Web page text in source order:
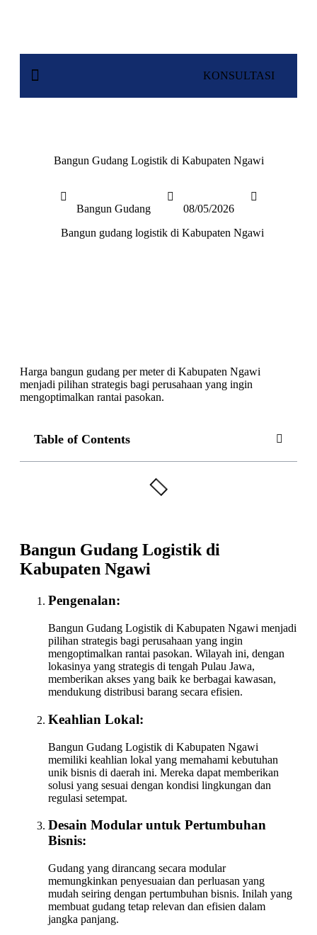
KONSULTASI
Bangun Gudang Logistik di Kabupaten Ngawi
Bangun Gudang
08/05/2026
Bangun gudang logistik di Kabupaten Ngawi
Harga bangun gudang per meter di Kabupaten Ngawi
menjadi pilihan strategis bagi perusahaan yang ingin
mengoptimalkan rantai pasokan.
Table of Contents
Bangun Gudang Logistik di
Kabupaten Ngawi
Pengenalan:
Bangun Gudang Logistik di Kabupaten Ngawi menjadi
pilihan strategis bagi perusahaan yang ingin
mengoptimalkan rantai pasokan. Wilayah ini, dengan
lokasinya yang strategis di tengah Pulau Jawa,
memberikan akses yang baik ke berbagai kawasan,
mendukung distribusi barang secara efisien.
Keahlian Lokal:
Bangun Gudang Logistik di Kabupaten Ngawi
memiliki keahlian lokal yang memahami kebutuhan
unik bisnis di daerah ini. Mereka dapat memberikan
solusi yang sesuai dengan kondisi lingkungan dan
regulasi setempat.
Desain Modular untuk Pertumbuhan
Bisnis:
Gudang yang dirancang secara modular
memungkinkan penyesuaian dan perluasan yang
mudah seiring dengan pertumbuhan bisnis. Inilah yang
membuat gudang tetap relevan dan efisien dalam
jangka panjang.